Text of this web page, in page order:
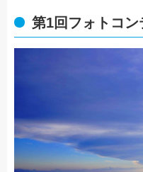
第1回フォトコ